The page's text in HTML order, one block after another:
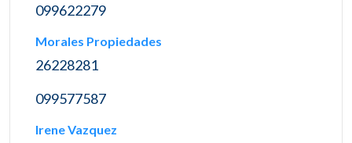
099622279
Morales Propiedades
26228281
099577587
Irene Vazquez